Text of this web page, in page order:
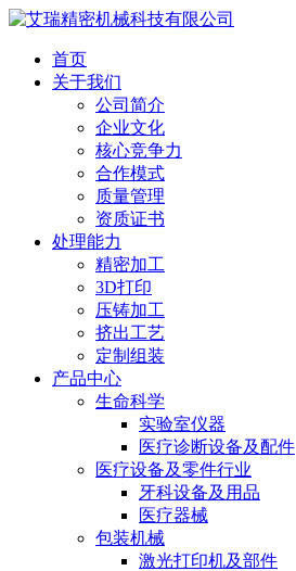
首页
关于我们
公司简介
企业文化
核心竞争力
合作模式
质量管理
资质证书
处理能力
精密加工
3D打印
压铸加工
挤出工艺
定制组装
产品中心
生命科学
实验室仪器
医疗诊断设备及配件
医疗设备及零件行业
牙科设备及用品
医疗器械
包装机械
激光打印机及部件